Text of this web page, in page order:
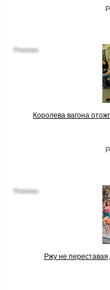
Королева вагона
Ржу не